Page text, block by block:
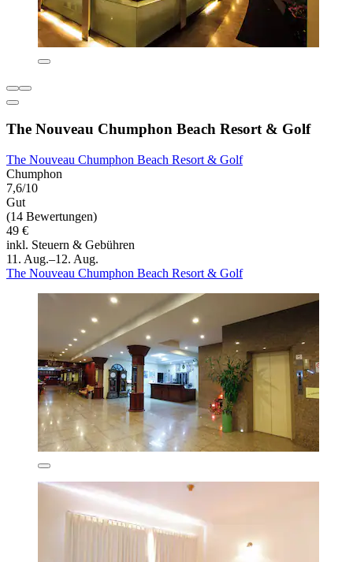
The Nouveau Chumphon Beach Resort & Golf
The Nouveau Chumphon Beach Resort & Golf
Chumphon
7,6/10
Gut
(14 Bewertungen)
49 €
inkl. Steuern & Gebühren
11. Aug.–12. Aug.
The Nouveau Chumphon Beach Resort & Golf